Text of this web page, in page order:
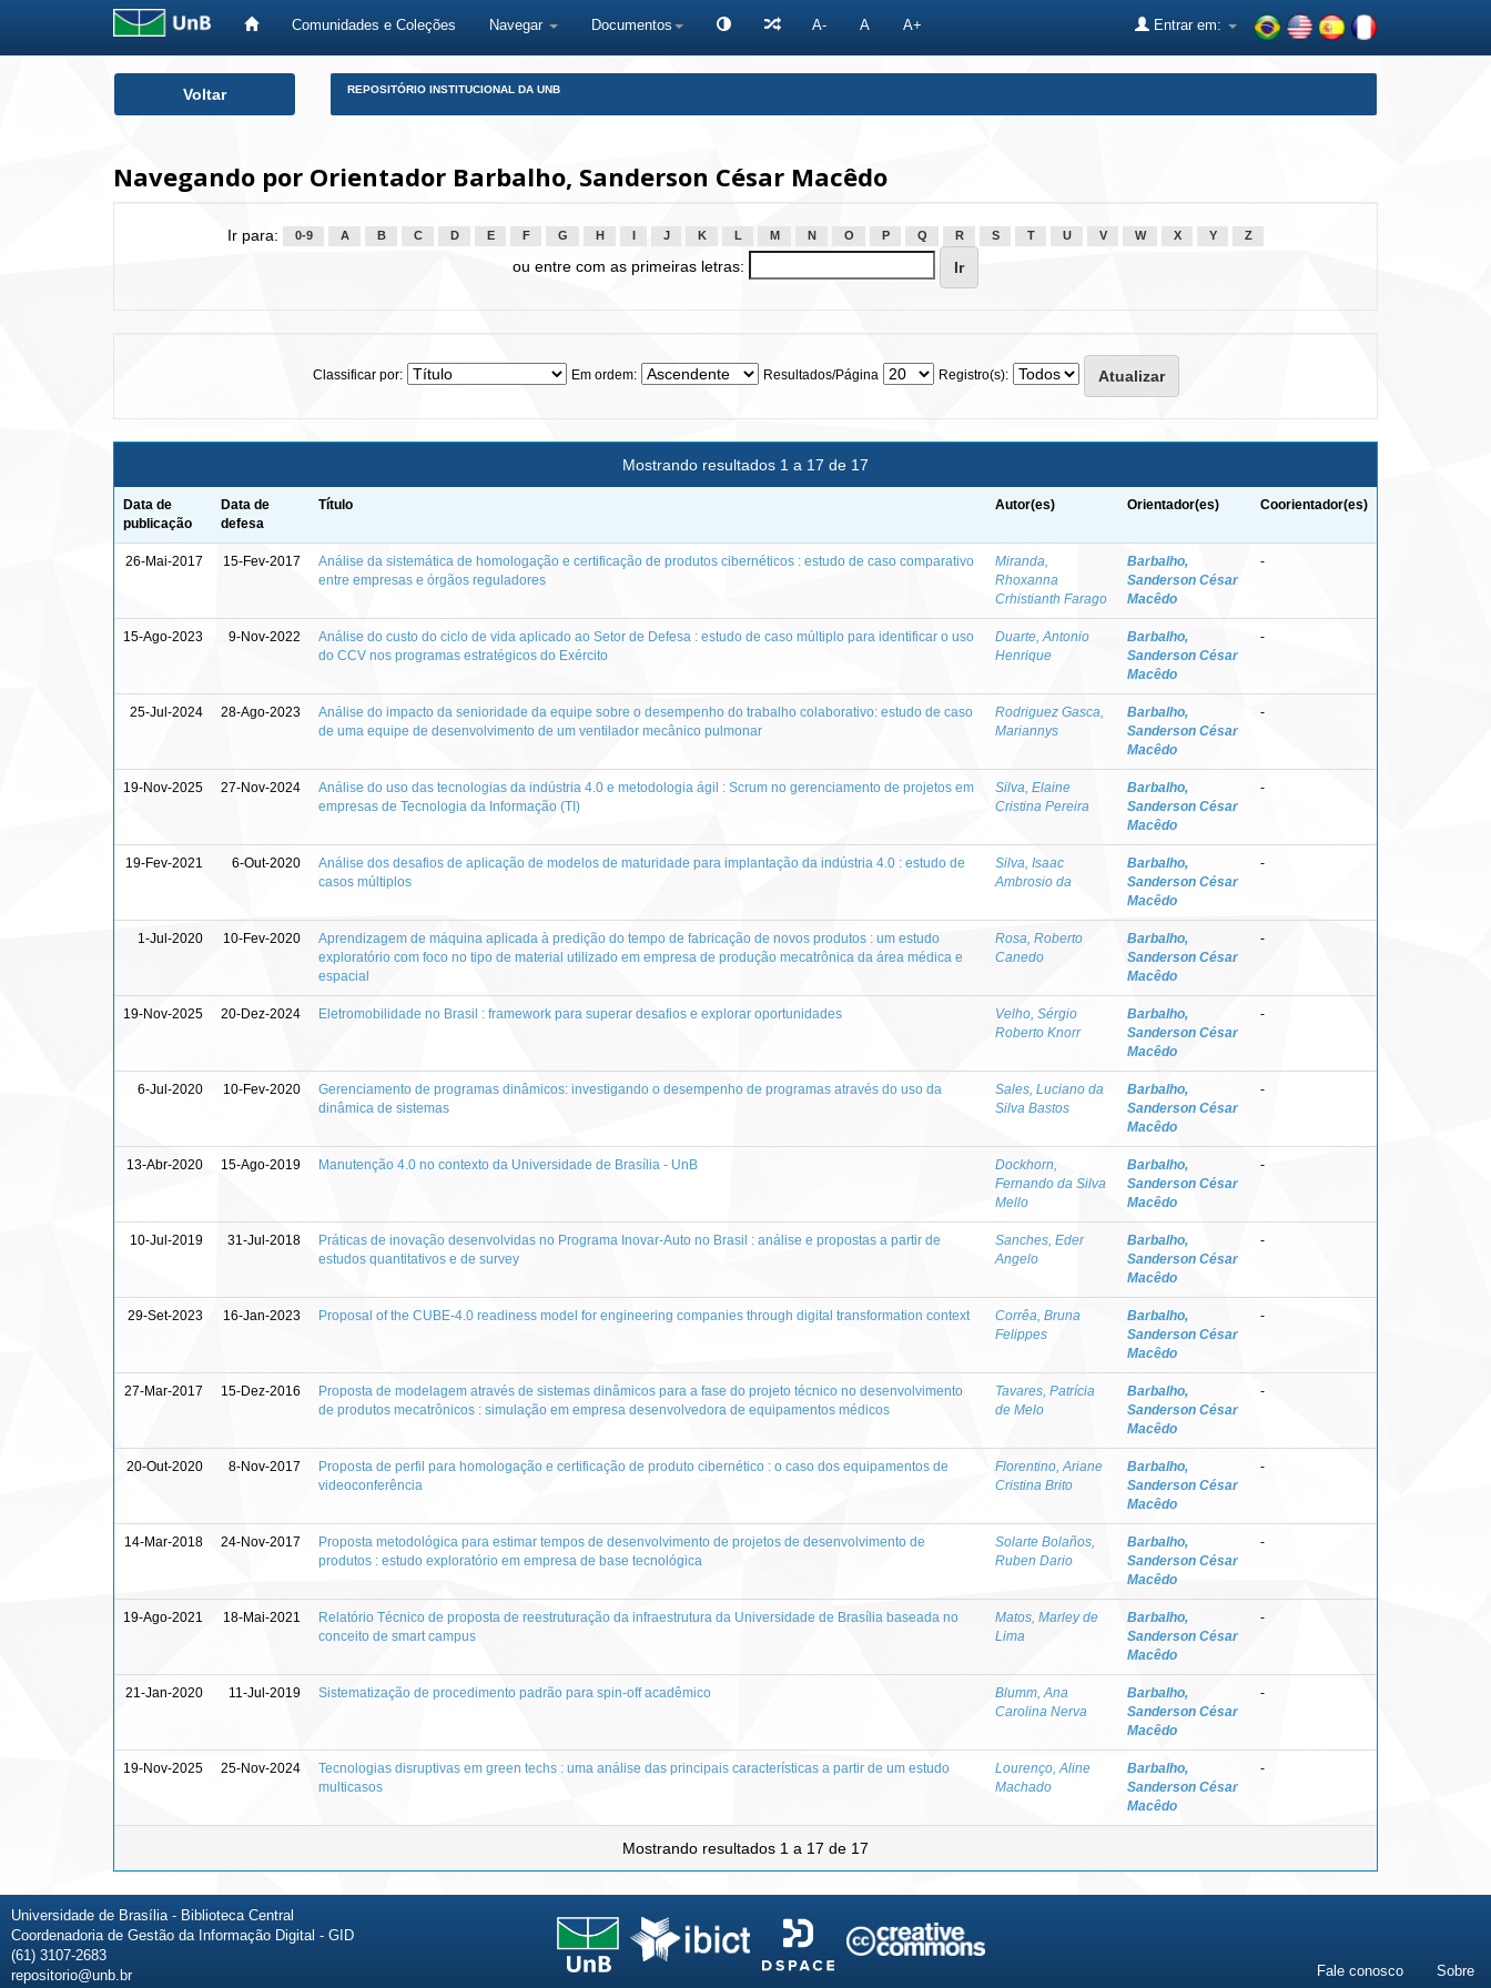
Comunidades e Coleções Navegar Documentos A- A A+ Entrar em:
Voltar REPOSITÓRIO INSTITUCIONAL DA UNB
Navegando por Orientador Barbalho, Sanderson César Macêdo
Ir para: 0-9 A B C D E F G H J K L M N O P Q R S T U V W X Y Z
ou entre com as primeiras letras:
Classificar por: Em ordem: Resultados/Página Registro(s):
Mostrando resultados 1 a 17 de 17
Data de
publicação
Data de
defesa
Título Autor(es) Orientador(es) Coorientador(es)
26-Mai-2017 15-Fev-2017
Análise da sistemática de homologação e certificação de produtos cibernéticos : estudo de caso comparativo
entre empresas e órgãos reguladores
Miranda,
Rhoxanna
Crhistianth Farago
Barbalho,
Sanderson César
Macêdo
-
15-Ago-2023 9-Nov-2022
Análise do custo do ciclo de vida aplicado ao Setor de Defesa : estudo de caso múltiplo para identificar o uso
do CCV nos programas estratégicos do Exército
Duarte, Antonio
Henrique
Barbalho,
Sanderson César
Macêdo
-
25-Jul-2024 28-Ago-2023
Análise do impacto da senioridade da equipe sobre o desempenho do trabalho colaborativo: estudo de caso
de uma equipe de desenvolvimento de um ventilador mecânico pulmonar
Rodriguez Gasca,
Mariannys
Barbalho,
Sanderson César
Macêdo
-
19-Nov-2025 27-Nov-2024
Análise do uso das tecnologias da indústria 4.0 e metodologia ágil : Scrum no gerenciamento de projetos em
empresas de Tecnologia da Informação (TI)
Silva, Elaine
Cristina Pereira
Barbalho,
Sanderson César
Macêdo
-
19-Fev-2021 6-Out-2020
Análise dos desafios de aplicação de modelos de maturidade para implantação da indústria 4.0 : estudo de
casos múltiplos
Silva, Isaac
Ambrosio da
Barbalho,
Sanderson César
Macêdo
-
1-Jul-2020 10-Fev-2020
Aprendizagem de máquina aplicada à predição do tempo de fabricação de novos produtos : um estudo
exploratório com foco no tipo de material utilizado em empresa de produção mecatrônica da área médica e
espacial
Rosa, Roberto
Canedo
Barbalho,
Sanderson César
Macêdo
-
19-Nov-2025 20-Dez-2024 Eletromobilidade no Brasil : framework para superar desafios e explorar oportunidades
Velho, Sérgio
Roberto Knorr
Barbalho,
Sanderson César
Macêdo
-
6-Jul-2020 10-Fev-2020
Gerenciamento de programas dinâmicos: investigando o desempenho de programas através do uso da
dinâmica de sistemas
Sales, Luciano da
Silva Bastos
Barbalho,
Sanderson César
Macêdo
-
13-Abr-2020 15-Ago-2019 Manutenção 4.0 no contexto da Universidade de Brasília - UnB
Dockhorn,
Fernando da Silva
Mello
Barbalho,
Sanderson César
Macêdo
-
10-Jul-2019 31-Jul-2018
Práticas de inovação desenvolvidas no Programa Inovar-Auto no Brasil : análise e propostas a partir de
estudos quantitativos e de survey
Sanches, Eder
Angelo
Barbalho,
Sanderson César
Macêdo
-
29-Set-2023 16-Jan-2023 Proposal of the CUBE-4.0 readiness model for engineering companies through digital transformation context
Corrêa, Bruna
Felippes
Barbalho,
Sanderson César
Macêdo
-
27-Mar-2017 15-Dez-2016
Proposta de modelagem através de sistemas dinâmicos para a fase do projeto técnico no desenvolvimento
de produtos mecatrônicos : simulação em empresa desenvolvedora de equipamentos médicos
Tavares, Patrícia
de Melo
Barbalho,
Sanderson César
Macêdo
-
20-Out-2020 8-Nov-2017
Proposta de perfil para homologação e certificação de produto cibernético : o caso dos equipamentos de
videoconferência
Florentino, Ariane
Cristina Brito
Barbalho,
Sanderson César
Macêdo
-
14-Mar-2018 24-Nov-2017
Proposta metodológica para estimar tempos de desenvolvimento de projetos de desenvolvimento de
produtos : estudo exploratório em empresa de base tecnológica
Solarte Bolaños,
Ruben Dario
Barbalho,
Sanderson César
Macêdo
-
19-Ago-2021 18-Mai-2021
Relatório Técnico de proposta de reestruturação da infraestrutura da Universidade de Brasília baseada no
conceito de smart campus
Matos, Marley de
Lima
Barbalho,
Sanderson César
Macêdo
-
21-Jan-2020 11-Jul-2019 Sistematização de procedimento padrão para spin-off acadêmico
Blumm, Ana
Carolina Nerva
Barbalho,
Sanderson César
Macêdo
-
19-Nov-2025 25-Nov-2024
Tecnologias disruptivas em green techs : uma análise das principais características a partir de um estudo
multicasos
Lourenço, Aline
Machado
Barbalho,
Sanderson César
Macêdo
-
Mostrando resultados 1 a 17 de 17
Universidade de Brasília - Biblioteca Central
Coordenadoria de Gestão da Informação Digital - GID
(61) 3107-2683
repositorio@unb.br
Fale conosco Sobre